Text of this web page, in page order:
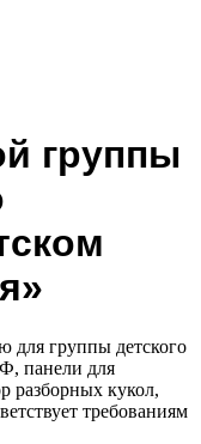
группы
для группы детского
панели для
разборных кукол,
требованиям